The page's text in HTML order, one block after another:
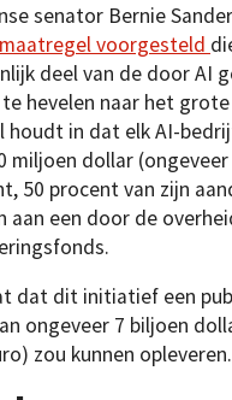
senator Bernie
voorgesteld
deel van de door AI
hevelen naar het
in dat elk AI-
miljoen dollar
50 procent van zijn
aan een door de
dat dit initiatief een
ongeveer 7 biljoen
zou kunnen opleveren.